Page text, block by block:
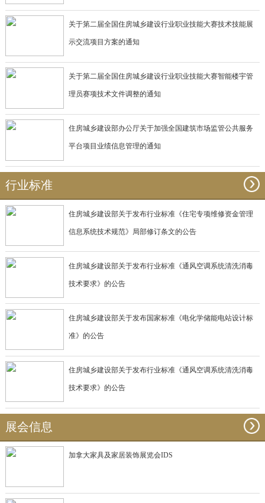
关于第二届全国住房城乡建设行业职业技能大赛技术技能展
示交流项目方案的通知
关于第二届全国住房城乡建设行业职业技能大赛智能楼宇管
理员赛项技术文件调整的通知
住房城乡建设部办公厅关于加强全国建筑市场监管公共服务
平台项目业绩信息管理的通知
行业标准
住房城乡建设部关于发布行业标准《住宅专项维修资金管理
信息系统技术规范》局部修订条文的公告
住房城乡建设部关于发布行业标准《通风空调系统清洗消毒
技术要求》的公告
住房城乡建设部关于发布国家标准《电化学储能电站设计标
准》的公告
住房城乡建设部关于发布行业标准《通风空调系统清洗消毒
技术要求》的公告
展会信息
加拿大家具及家居装饰展览会IDS